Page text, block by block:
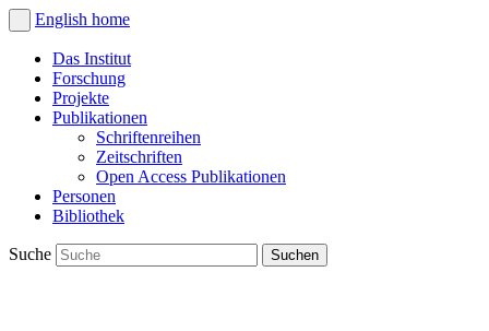
English home
Das Institut
Forschung
Projekte
Publikationen
Schriftenreihen
Zeitschriften
Open Access Publikationen
Personen
Bibliothek
Suche